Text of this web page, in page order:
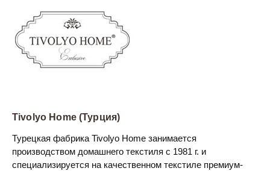
Tivolyo Home (Турция)
Турецкая фабрика Tivolyo Home занимается
производством домашнего текстиля с 1981 г. и
специализируется на качественном текстиле премиум-